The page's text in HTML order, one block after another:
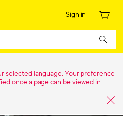
Sign in
selected language. Your preference
once a page can be viewed in